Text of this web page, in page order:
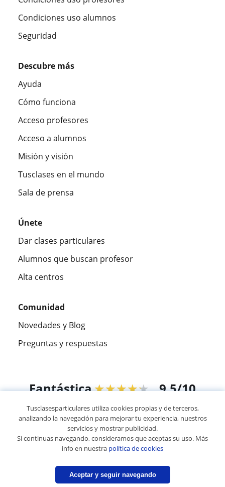
Condiciones uso alumnos
Seguridad
Descubre más
Ayuda
Cómo funciona
Acceso profesores
Acceso a alumnos
Misión y visión
Tusclases en el mundo
Sala de prensa
Únete
Dar clases particulares
Alumnos que buscan profesor
Alta centros
Comunidad
Novedades y Blog
Preguntas y respuestas
Fantástica★★★★★ 9,5/10
305883opiniones de alumnos
© 2007 - 2026 Tus clases particulares
Mapa web:Profesores particulares
Tusclasesparticulares utiliza cookies propias y de terceros,
analizando la navegación para mejorar tu experiencia, nuestros
servicios y mostrar publicidad.
Si continuas navegando, consideramos que aceptas su uso. Más
info en nuestra política de cookies
Aceptar y seguir navegando